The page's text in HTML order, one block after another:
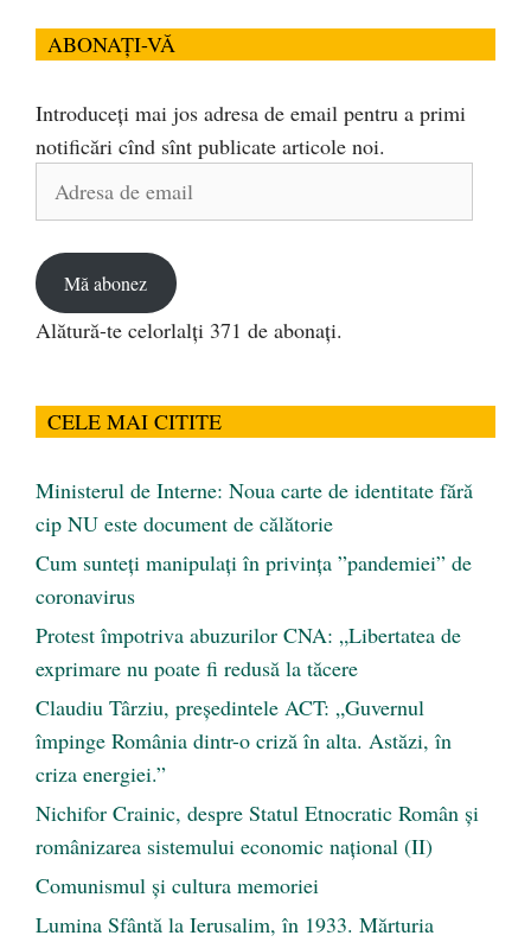
ABONAȚI-VĂ
Introduceți mai jos adresa de email pentru a primi
notificări cînd sînt publicate articole noi.
Adresa
Mă abonez
Alătură-te celorlalți 371 de abonați.
CELE MAI CITITE
Ministerul de Interne: Noua carte de identitate fără
cip NU este document de călătorie
Cum sunteți manipulați în privința ”pandemiei” de
coronavirus
Protest împotriva abuzurilor CNA: „Libertatea de
exprimare nu poate fi redusă la tăcere
Claudiu Târziu, președintele ACT: „Guvernul
împinge România dintr-o criză în alta. Astăzi, în
criza energiei.”
Nichifor Crainic, despre Statul Etnocratic Român şi
românizarea sistemului economic naţional (II)
Comunismul şi cultura memoriei
Lumina Sfântă la Ierusalim, în 1933. Mărturia